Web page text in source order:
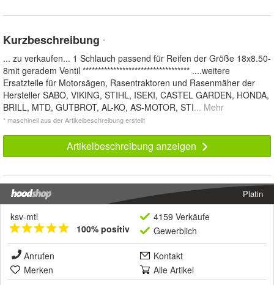
Kurzbeschreibung *
... zu verkaufen... 1 Schlauch passend für Reifen der Größe 18x8.50-
8mit geradem Ventil *********************************** ....weitere
Ersatzteile für Motorsägen, Rasentraktoren und Rasenmäher der
Hersteller SABO, VIKING, STIHL, ISEKI, CASTEL GARDEN, HONDA,
BRILL, MTD, GUTBROT, AL-KO, AS-MOTOR, STI... Mehr
* maschinell aus der Artikelbeschreibung erstellt
Artikelbeschreibung anzeigen
Platin
ksv-mtl
100% positiv
4159 Verkäufe
Gewerblich
Anrufen
Kontakt
Merken
Alle Artikel